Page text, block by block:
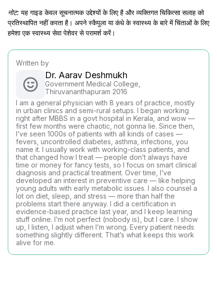
नोट: यह गाइड केवल सूचनात्मक उद्देश्यों के लिए है और व्यक्तिगत चिकित्सा सलाह को
प्रतिस्थापित नहीं करता है। अपने स्कैपुला या कंधे के स्वास्थ्य के बारे में चिंताओं के लिए
हमेशा एक स्वास्थ्य सेवा पेशेवर से परामर्श करें।
Written by
Dr. Aarav Deshmukh
Government Medical College,
Thiruvananthapuram 2016
I am a general physician with 8 years of practice, mostly
in urban clinics and semi-rural setups. I began working
right after MBBS in a govt hospital in Kerala, and wow —
first few months were chaotic, not gonna lie. Since then,
I’ve seen 1000s of patients with all kinds of cases —
fevers, uncontrolled diabetes, asthma, infections, you
name it. I usually work with working-class patients, and
that changed how I treat — people don’t always have
time or money for fancy tests, so I focus on smart clinical
diagnosis and practical treatment. Over time, I’ve
developed an interest in preventive care — like helping
young adults with early metabolic issues. I also counsel a
lot on diet, sleep, and stress — more than half the
problems start there anyway. I did a certification in
evidence-based practice last year, and I keep learning
stuff online. I’m not perfect (nobody is), but I care. I show
up, I listen, I adjust when I’m wrong. Every patient needs
something slightly different. That’s what keeps this work
alive for me.